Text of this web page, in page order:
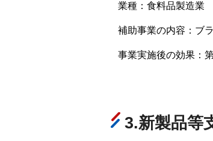
業種：食料品製造業
補助事業の内容：ブ
事業実施後の効果：
3.新製品等